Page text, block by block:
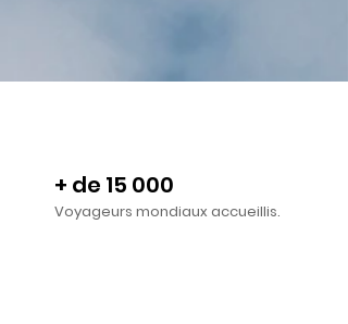
+ de 15 000
Voyageurs mondiaux accueillis.